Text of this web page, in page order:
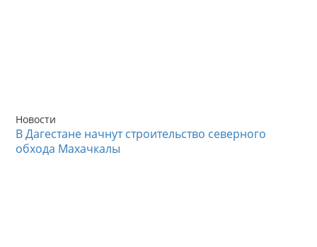
Новости
В Дагестане начнут строительство северного
обхода Махачкалы